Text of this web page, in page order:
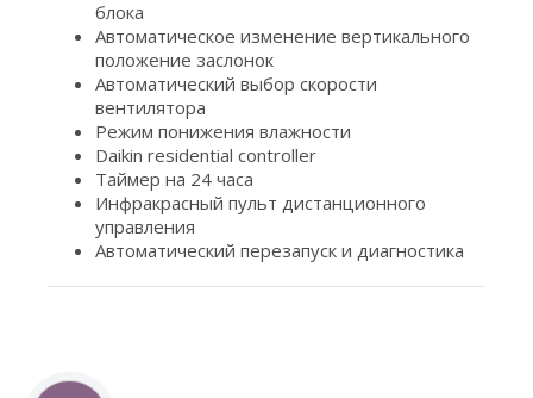
блока
Автоматическое изменение вертикального
положение заслонок
Автоматический выбор скорости
вентилятора
Режим понижения влажности
Daikin residential controller
Таймер на 24 часа
Инфракрасный пульт дистанционного
управления
Автоматический перезапуск и диагностика